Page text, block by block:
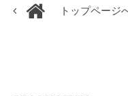
トップページ